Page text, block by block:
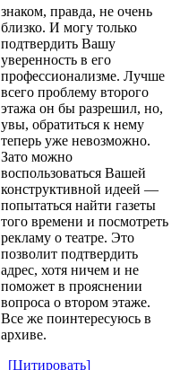
знаком, правда, не очень
близко. И могу только
подтвердить Вашу
уверенность в его
профессионализме. Лучше
всего проблему второго
этажа он бы разрешил, но,
увы, обратиться к нему
теперь уже невозможно.
Зато можно
воспользоваться Вашей
конструктивной идеей —
попытаться найти газеты
того времени и посмотреть
рекламу о театре. Это
позволит подтвердить
адрес, хотя ничем и не
поможет в прояснении
вопроса о втором этаже.
Все же поинтересуюсь в
архиве.
[Цитировать]